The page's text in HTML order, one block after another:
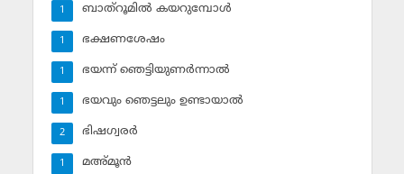
ബാത്‌റൂമില്‍ കയറുമ്പോള്‍
1
ഭക്ഷണശേഷം
1
ഭയന്ന് ഞെട്ടിയുണര്‍ന്നാല്‍
1
ഭയവും ഞെട്ടലും ഉണ്ടായാല്‍
1
ഭിഷഗ്വരര്‍
2
മഅ്മൂന്‍
1